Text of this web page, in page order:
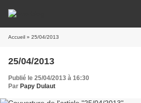
Accueil » 25/04/2013
25/04/2013
Publié le 25/04/2013 à 16:30
Par Papy Dulaut